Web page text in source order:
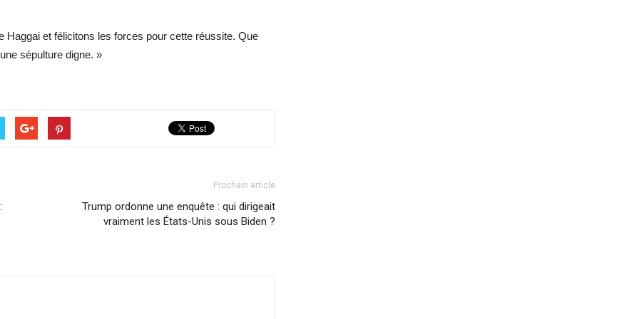
et félicitons les forces pour cette réussite. Que
sépulture digne. »
Prochain article
Trump ordonne une enquête : qui dirigeait
vraiment les États-Unis sous Biden ?